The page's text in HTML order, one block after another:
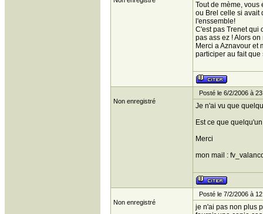
Tout de mème, vous
ou Brel celle si avait
l'enssemble!
C'est pas Trenet qui
pas ass ez ! Alors
Merci a Aznavour et
participer au fait que
Non enregistré
Posté le 6/2/2006 à
Je n'ai vu que
Est ce que
Merci
mon mail :
Non enregistré
Posté le 7/2/2006 à
je n'ai pas non plus